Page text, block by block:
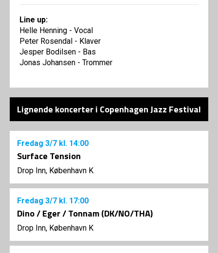
Line up:
Helle Henning - Vocal
Peter Rosendal - Klaver
Jesper Bodilsen - Bas
Jonas Johansen - Trommer
Lignende koncerter i Copenhagen Jazz Festival
Fredag 3/7 kl. 14:00
Surface Tension
Drop Inn, København K
Fredag 3/7 kl. 17:00
Dino / Eger / Tonnam (DK/NO/THA)
Drop Inn, København K